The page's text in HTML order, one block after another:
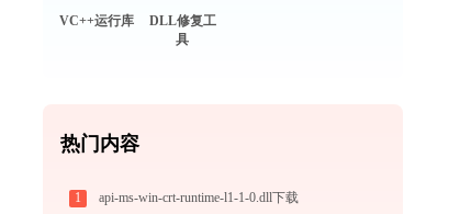
VC++运行库
DLL修复工
具
热门内容
1 api-ms-win-crt-runtime-l1-1-0.dll下载